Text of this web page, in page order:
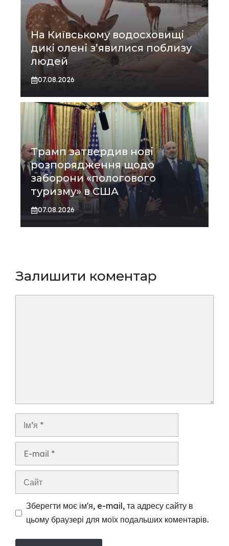
На Київському водосховищі
дикі олені з’явилися поблизу
людей
07.08.2026
Трамп затвердив нові
розпорядження щодо
заборони «пологового
туризму» в США
07.08.2026
Залишити коментар
Ім’я
Сайт
Зберегти моє ім'я, e-mail, та адресу сайту в
цьому браузері для моїх подальших коментарів.